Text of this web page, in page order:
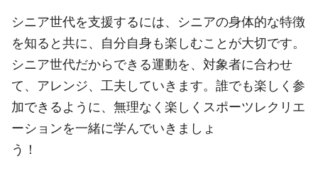
シニア世代を支援するには、シニアの身体的な特徴
を知ると共に、自分自身も楽しむことが大切です。
シニア世代だからできる運動を、対象者に合わせ
て、アレンジ、工夫していきます。誰でも楽しく参
加できるように、無理なく楽しくスポーツレクリエ
ーションを一緒に学んでいきましょ
う！